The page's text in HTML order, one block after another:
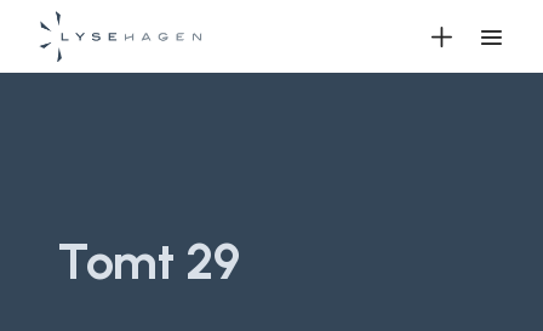
Tomt 29